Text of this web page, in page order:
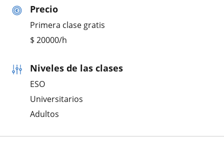
Precio
Primera clase gratis
$ 20000/h
Niveles de las clases
ESO
Universitarios
Adultos